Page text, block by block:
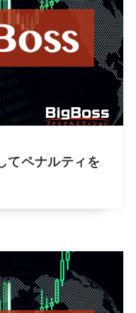
てペナルティを